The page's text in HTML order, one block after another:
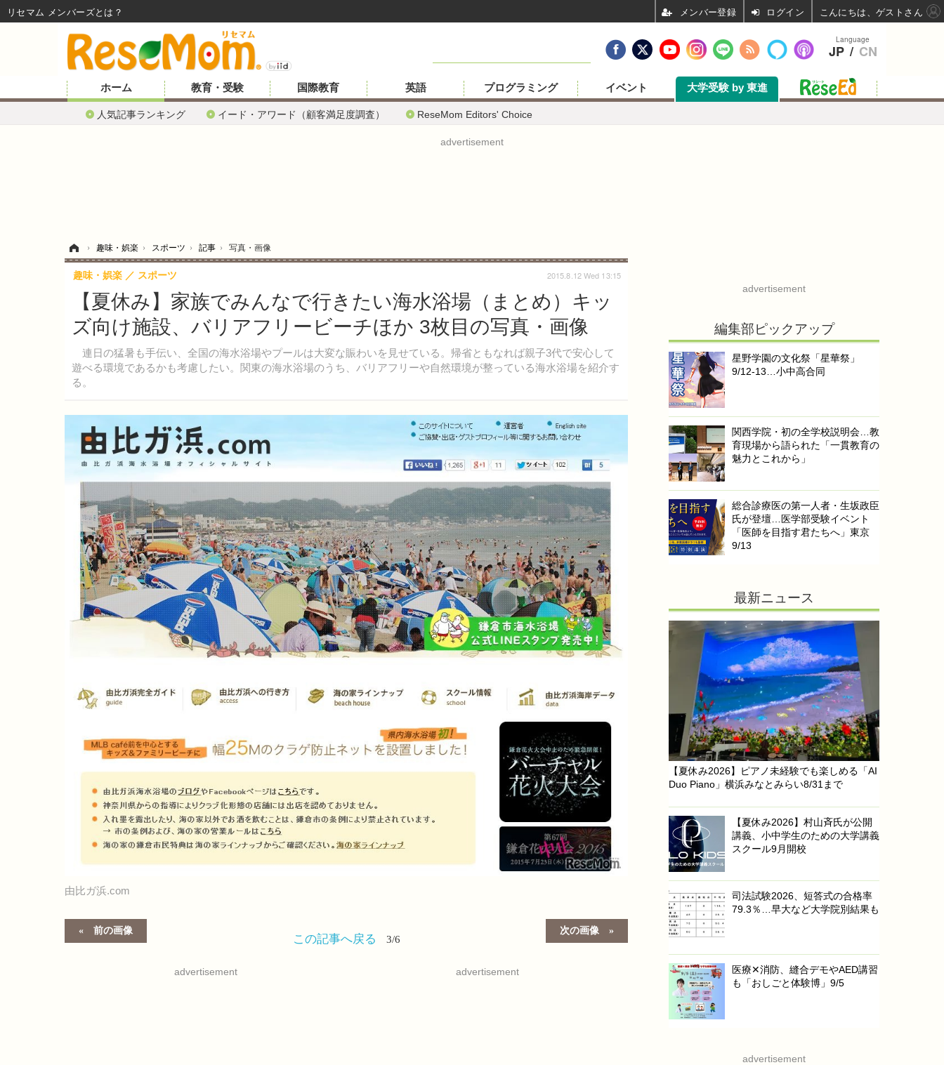
ホーム
人気記事ランキング イード・アワード（顧客満足度調査） ReseMom Editors' Choice
教育・受験 国際教育 英語 プログラミング イベント 大学受験 by 東進
advertisement
› 趣味・娯楽 › スポーツ › 記事 › 写真・画像
【夏休み】家族でみんなで行きたい海水浴場（まとめ）キッ
ズ向け施設、バリアフリービーチほか 3枚目の写真・画像
連日の猛暑も手伝い、全国の海水浴場やプールは大変な賑わいを見せている。帰省ともなれば親子3代で安心して
遊べる環境であるかも考慮したい。関東の海水浴場のうち、バリアフリーや自然環境が整っている海水浴場を紹介す
る。
趣味・娯楽 スポーツ 2015.8.12 Wed 13:15
由比ガ浜.com
前の画像 次の画像
この記事へ戻る 3/6
advertisement advertisement
advertisement
編集部ピックアップ
星野学園の文化祭「星華祭」
9/12-13…小中高合同
関西学院・初の全学校説明会…教
育現場から語られた「一貫教育の
魅力とこれから」
総合診療医の第一人者・生坂政臣
氏が登壇…医学部受験イベント
「医師を目指す君たちへ」東京
9/13
最新ニュース
【夏休み2026】ピアノ未経験でも楽しめる「AI
Duo Piano」横浜みなとみらい8/31まで
【夏休み2026】村山斉氏が公開
講義、小中学生のための大学講義
スクール9月開校
司法試験2026、短答式の合格率
79.3％…早大など大学院別結果も
医療✕消防、縫合デモやAED講習
も「おしごと体験博」9/5
advertisement
Language
JP / CN
リセマム メンバーズ ログイン こんにちは、ゲストさん